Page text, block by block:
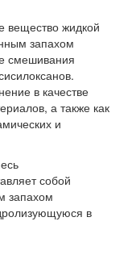
вещество жидкой
запахом
смешивания
в качестве
а также как
и
собой
запахом
в